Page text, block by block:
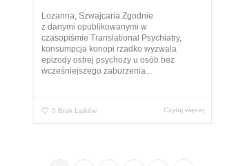
Lozanna, Szwajcaria Zgodnie
z danymi opublikowanymi w
czasopiśmie Translational Psychiatry,
konsumpcja konopi rzadko wyzwala
epizody ostrej psychozy u osób bez
wcześniejszego zaburzenia...
0 Brak Lajków Czytaj więcej